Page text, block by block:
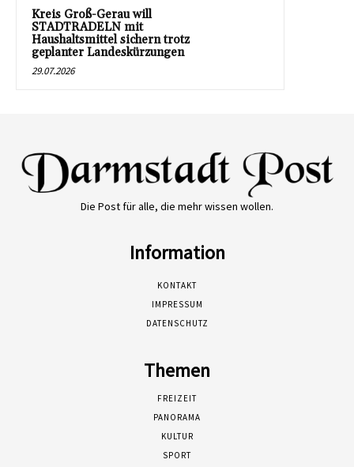
Kreis Groß-Gerau will
STADTRADELN mit
Haushaltsmittel sichern trotz
geplanter Landeskürzungen
29.07.2026
Die Post für alle, die mehr wissen wollen.
Information
KONTAKT
IMPRESSUM
DATENSCHUTZ
Themen
FREIZEIT
PANORAMA
KULTUR
SPORT